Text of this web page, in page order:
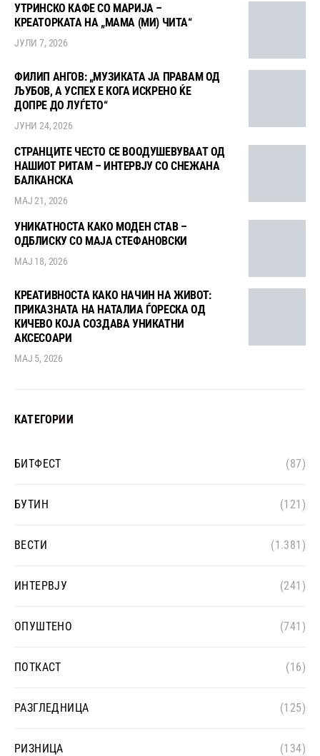
УТРИНСКО КАФЕ СО МАРИЈА –
КРЕАТОРКАТА НА „МАМА (МИ) ЧИТА“
ЈУЛИ 7, 2026
ФИЛИП АНГОВ: „МУЗИКАТА ЈА ПРАВАМ ОД
ЉУБОВ, А УСПЕХ Е КОГА ИСКРЕНО ЌЕ
ДОПРЕ ДО ЛУЃЕТО“
ЈУНИ 24, 2026
СТРАНЦИТЕ ЧЕСТО СЕ ВООДУШЕВУВААТ ОД
НАШИОТ РИТАМ – ИНТЕРВЈУ СО СНЕЖАНА
БАЛКАНСКА
МАЈ 21, 2026
УНИКАТНОСТА КАКО МОДЕН СТАВ –
ОДБЛИСКУ СО МАЈА СТЕФАНОВСКИ
МАЈ 18, 2026
КРЕАТИВНОСТА КАКО НАЧИН НА ЖИВОТ:
ПРИКАЗНАТА НА НАТАЛИА ЃОРЕСКА ОД
КИЧЕВО КОЈА СОЗДАВА УНИКАТНИ
АКСЕСОАРИ
МАЈ 5, 2026
КАТЕГОРИИ
БИТФЕСТ (87)
БУТИН (121)
ВЕСТИ (1.381)
ИНТЕРВЈУ (241)
ОПУШТЕНО (741)
ПОТКАСТ (16)
РАЗГЛЕДНИЦА (125)
РИЗНИЦА (134)